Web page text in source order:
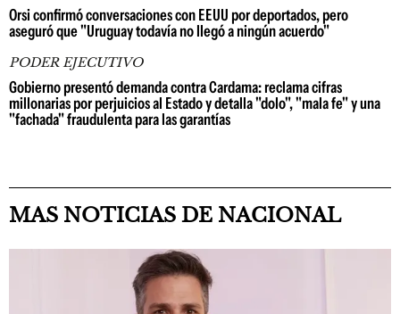
Orsi confirmó conversaciones con EEUU por deportados, pero
aseguró que "Uruguay todavía no llegó a ningún acuerdo"
PODER EJECUTIVO
Gobierno presentó demanda contra Cardama: reclama cifras
millonarias por perjuicios al Estado y detalla "dolo", "mala fe" y una
"fachada" fraudulenta para las garantías
MAS NOTICIAS DE NACIONAL